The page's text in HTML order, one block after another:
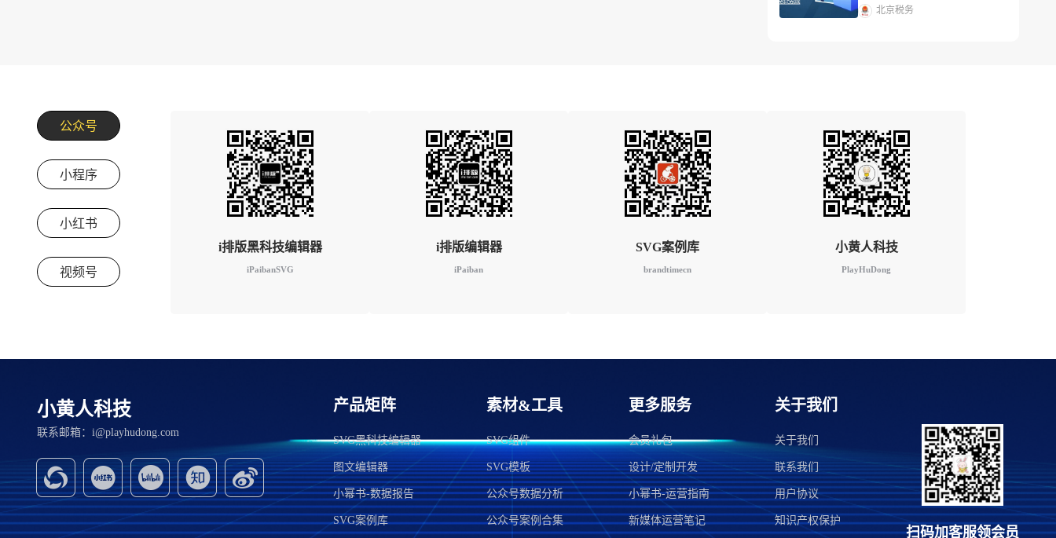
北京税务
公众号
小程序
小红书
视频号
i排版黑科技编辑器
iPaibanSVG
i排版编辑器
iPaiban
SVG案例库
brandtimecn
小黄人科技
PlayHuDong
小黄人科技
联系邮箱：i@playhudong.com
产品矩阵
SVG黑科技编辑器
图文编辑器
小幂书-数据报告
SVG案例库
素材&工具
SVG组件
SVG模板
公众号数据分析
公众号案例合集
更多服务
会员礼包
设计/定制开发
小幂书-运营指南
新媒体运营笔记
关于我们
关于我们
联系我们
用户协议
知识产权保护
扫码加客服领会员